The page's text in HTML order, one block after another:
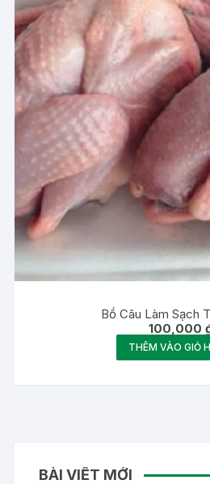
Bồ Câu Làm Sạch
100,000
THÊM VÀO GIỎ
BÀI VIẾT MỚI